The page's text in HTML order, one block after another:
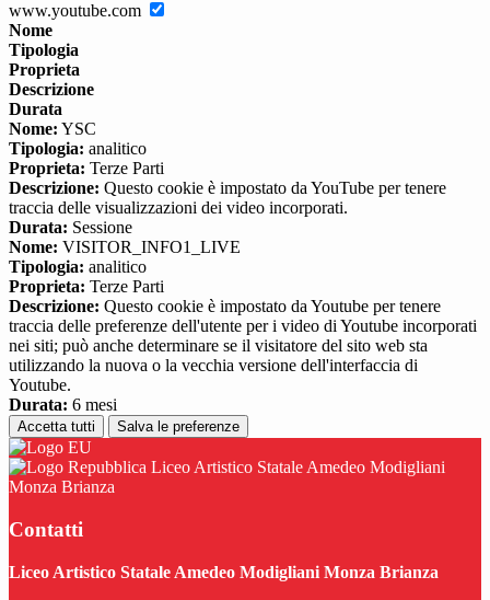
www.youtube.com
Nome
Tipologia
Proprieta
Descrizione
Durata
Nome: YSC
Tipologia: analitico
Proprieta: Terze Parti
Descrizione: Questo cookie è impostato da YouTube per tenere
traccia delle visualizzazioni dei video incorporati.
Durata: Sessione
Nome: VISITOR_INFO1_LIVE
Tipologia: analitico
Proprieta: Terze Parti
Descrizione: Questo cookie è impostato da Youtube per tenere
traccia delle preferenze dell'utente per i video di Youtube incorporati
nei siti; può anche determinare se il visitatore del sito web sta
utilizzando la nuova o la vecchia versione dell'interfaccia di
Youtube.
Durata: 6 mesi
Accetta tutti Salva le preferenze
Liceo Artistico Statale Amedeo Modigliani
Monza Brianza
Contatti
Liceo Artistico Statale Amedeo Modigliani Monza Brianza